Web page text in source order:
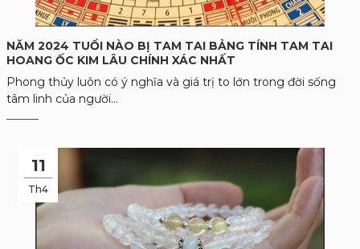
NĂM 2024 TUỔI NÀO BỊ TAM TAI BẢNG TÍNH TAM TAI
HOANG ỐC KIM LÂU CHÍNH XÁC NHẤT
Phong thủy luôn có ý nghĩa và giá trị to lớn trong đời sống
tâm linh của người...
11
Th4